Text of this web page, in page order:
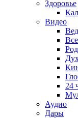
Здоровье
Видео
24
Аудио
Дары